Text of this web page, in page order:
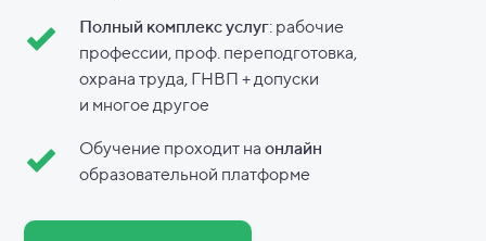
Обучение проходит наонлайн
образовательной платформе
Полный комплекс услуг: рабочие
профессии, проф. переподготовка,
охрана труда, ГНВП + допуски
и многое другое